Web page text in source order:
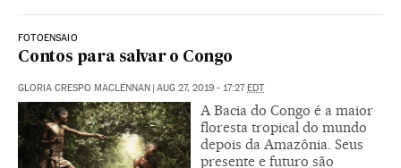
FOTOENSAIO
Contos para salvar o Congo
GLORIA CRESPO MACLENNAN | AUG 27, 2019 - 17:27EDT
A Bacia do Congo é a maior
floresta tropical do mundo
depois da Amazônia. Seus
presente e futuro são